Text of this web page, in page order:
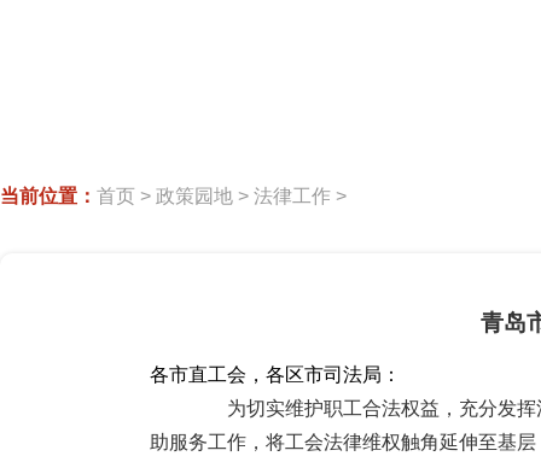
当前位置： 首页 > 政策园地 > 法律工作 >
青岛
各市直工会，各区市司法局：
为切实维护职工合法权益，充分发挥
助服务工作，将工会法律维权触角延伸至基